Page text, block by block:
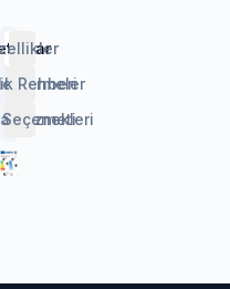
Rehberi
Hizmeti